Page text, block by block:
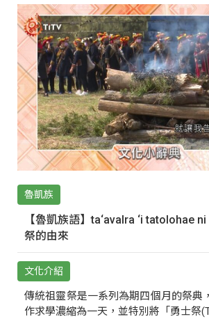
魯凱族
【魯凱族語】ta‘avalra ‘i tatolohae
祭的由來
文化介紹
傳統祖靈祭是一系列為期四個月的祭典
作求學濃縮為一天，並特別將「勇士祭